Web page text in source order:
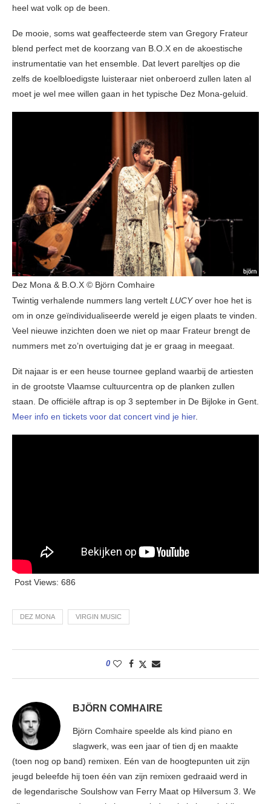
heel wat volk op de been.
De mooie, soms wat geaffecteerde stem van Gregory Frateur
blend perfect met de koorzang van B.O.X en de akoestische
instrumentatie van het ensemble. Dat levert pareltjes op die
zelfs de koelbloedigste luisteraar niet onberoerd zullen laten al
moet je wel mee willen gaan in het typische Dez Mona-geluid.
Dez Mona & B.O.X © Björn Comhaire
Twintig verhalende nummers lang vertelt LUCYover hoe het is
om in onze geïndividualiseerde wereld je eigen plaats te vinden.
Veel nieuwe inzichten doen we niet op maar Frateur brengt de
nummers met zo’n overtuiging dat je er graag in meegaat.
Dit najaar is er een heuse tournee gepland waarbij de artiesten
in de grootste Vlaamse cultuurcentra op de planken zullen
staan. De officiële aftrap is op 3 september in De Bijloke in Gent.
Meer info en tickets voor dat concert vind je hier.
Post Views: 686
DEZ MONA VIRGIN MUSIC
0
BJÖRN COMHAIRE
Björn Comhaire speelde als kind piano en
slagwerk, was een jaar of tien dj en maakte
(toen nog op band) remixen. Eén van de hoogtepunten uit zijn
jeugd beleefde hij toen één van zijn remixen gedraaid werd in
de legendarische Soulshow van Ferry Maat op Hilversum 3. We